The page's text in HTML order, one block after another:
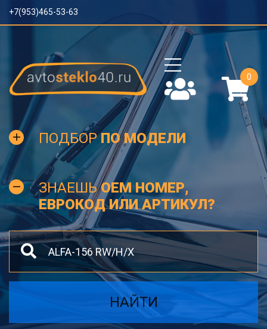
+7(953)465-53-63
0
ПОДБОРПО МОДЕЛИ
ЗНАЕШЬOEM НОМЕР,
ЕВРОКОД ИЛИ АРТИКУЛ?
НАЙТИ